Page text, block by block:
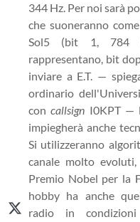
344 Hz. Per noi sarà
che suoneranno
Sol5 (bit 1, 784
rappresentano, bit
inviare a E.T. —
ordinario
concallsign I0KPT —
impiegherà anche
Si utilizzeranno
canale molto
Premio Nobel per la
hobby ha anche
radio in condizioni